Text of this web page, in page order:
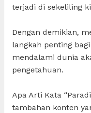
terjadi di sekeliling
Dengan demikian,
langkah penting
mendalami dunia
pengetahuan.
Apa Arti Kata
tambahan konten